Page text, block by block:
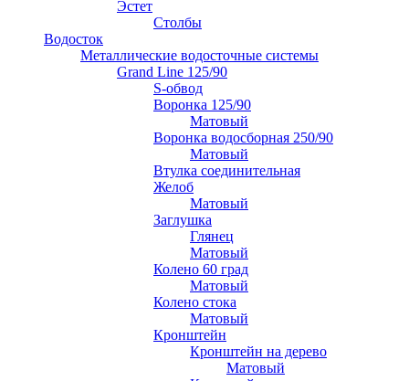
Эстет
Столбы
Водосток
Металлические водосточные системы
Grand Line 125/90
S-обвод
Воронка 125/90
Матовый
Воронка водосборная 250/90
Матовый
Втулка соединительная
Желоб
Матовый
Заглушка
Глянец
Матовый
Колено 60 град
Матовый
Колено стока
Матовый
Кронштейн
Кронштейн на дерево
Матовый